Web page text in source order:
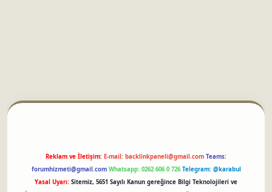
Reklam ve İletişim: E-mail: backlinkpaneli@gmail.com Teams:
forumhizmeti@gmail.com Whatsapp: 0262 606 0 726 Telegram: @karabul
Yasal Uyarı: Sitemiz, 5651 Sayılı Kanun gereğince Bilgi Teknolojileri ve